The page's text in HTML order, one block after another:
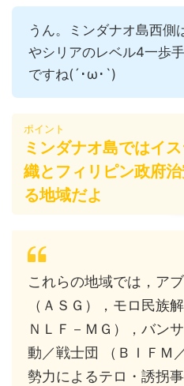
うん。ミンダナオ島西側
やシリアのレベル4一歩
ですね(´･ω･`)
ポイント
ミンダナオ島ではイ
織とフィリピン政府
る地域だよ
これらの地域では，ア
（ＡＳＧ），モロ民族
ＮＬＦ－ＭＧ），バン
動／戦士団 （ＢＩＦＭ
勢力によるテロ・誘拐